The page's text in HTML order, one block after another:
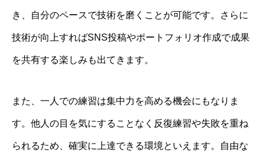
き、自分のペースで技術を磨くことが可能です。さらに
技術が向上すればSNS投稿やポートフォリオ作成で成果
を共有する楽しみも出てきます。
また、一人での練習は集中力を高める機会にもなりま
す。他人の目を気にすることなく反復練習や失敗を重ね
られるため、確実に上達できる環境といえます。自由な